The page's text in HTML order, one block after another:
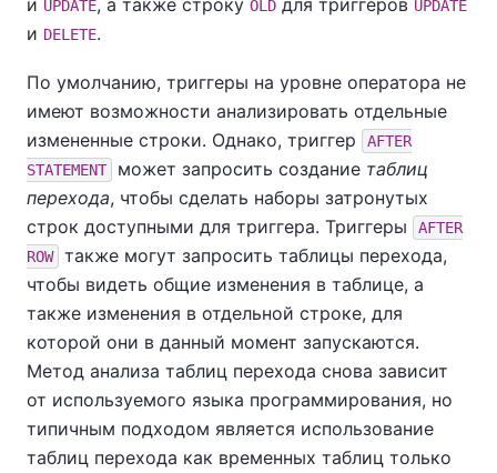
UPDATE OLD UPDATE
и DELETE.
По умолчанию, триггеры на уровне оператора не
имеют возможности анализировать отдельные
измененные строки. Однако, триггер
AFTER
STATEMENT
может запросить создание таблиц
перехода, чтобы сделать наборы затронутых
строк доступными для триггера. Триггеры
AFTER
ROW
также могут запросить таблицы перехода,
чтобы видеть общие изменения в таблице, а
также изменения в отдельной строке, для
которой они в данный момент запускаются.
Метод анализа таблиц перехода снова зависит
от используемого языка программирования, но
типичным подходом является использование
таблиц перехода как временных таблиц только